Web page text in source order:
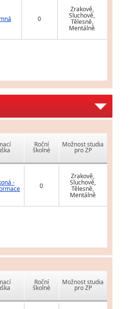
0
Zrakově,
Sluchově,
Tělesně,
Mentálně
Roční
školné
Možnost studia
pro ZP
- 0
Zrakově,
Sluchově,
Tělesně,
Mentálně
Roční
školné
Možnost studia
pro ZP